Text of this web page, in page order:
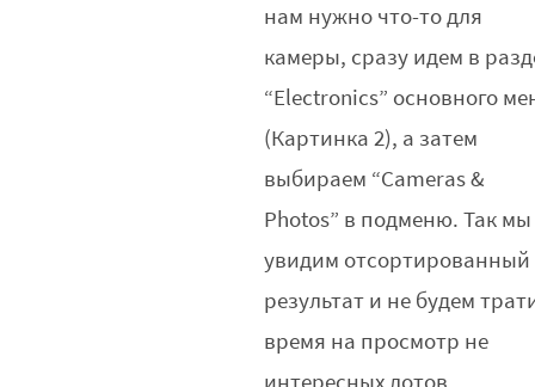
нам нужно что-то для
камеры, сразу идем в
“Electronics” основного
(Картинка 2), а затем
выбираем “Cameras &
Photos” в подменю. Так мы
увидим отсортированный
результат и не будем
время на просмотр не